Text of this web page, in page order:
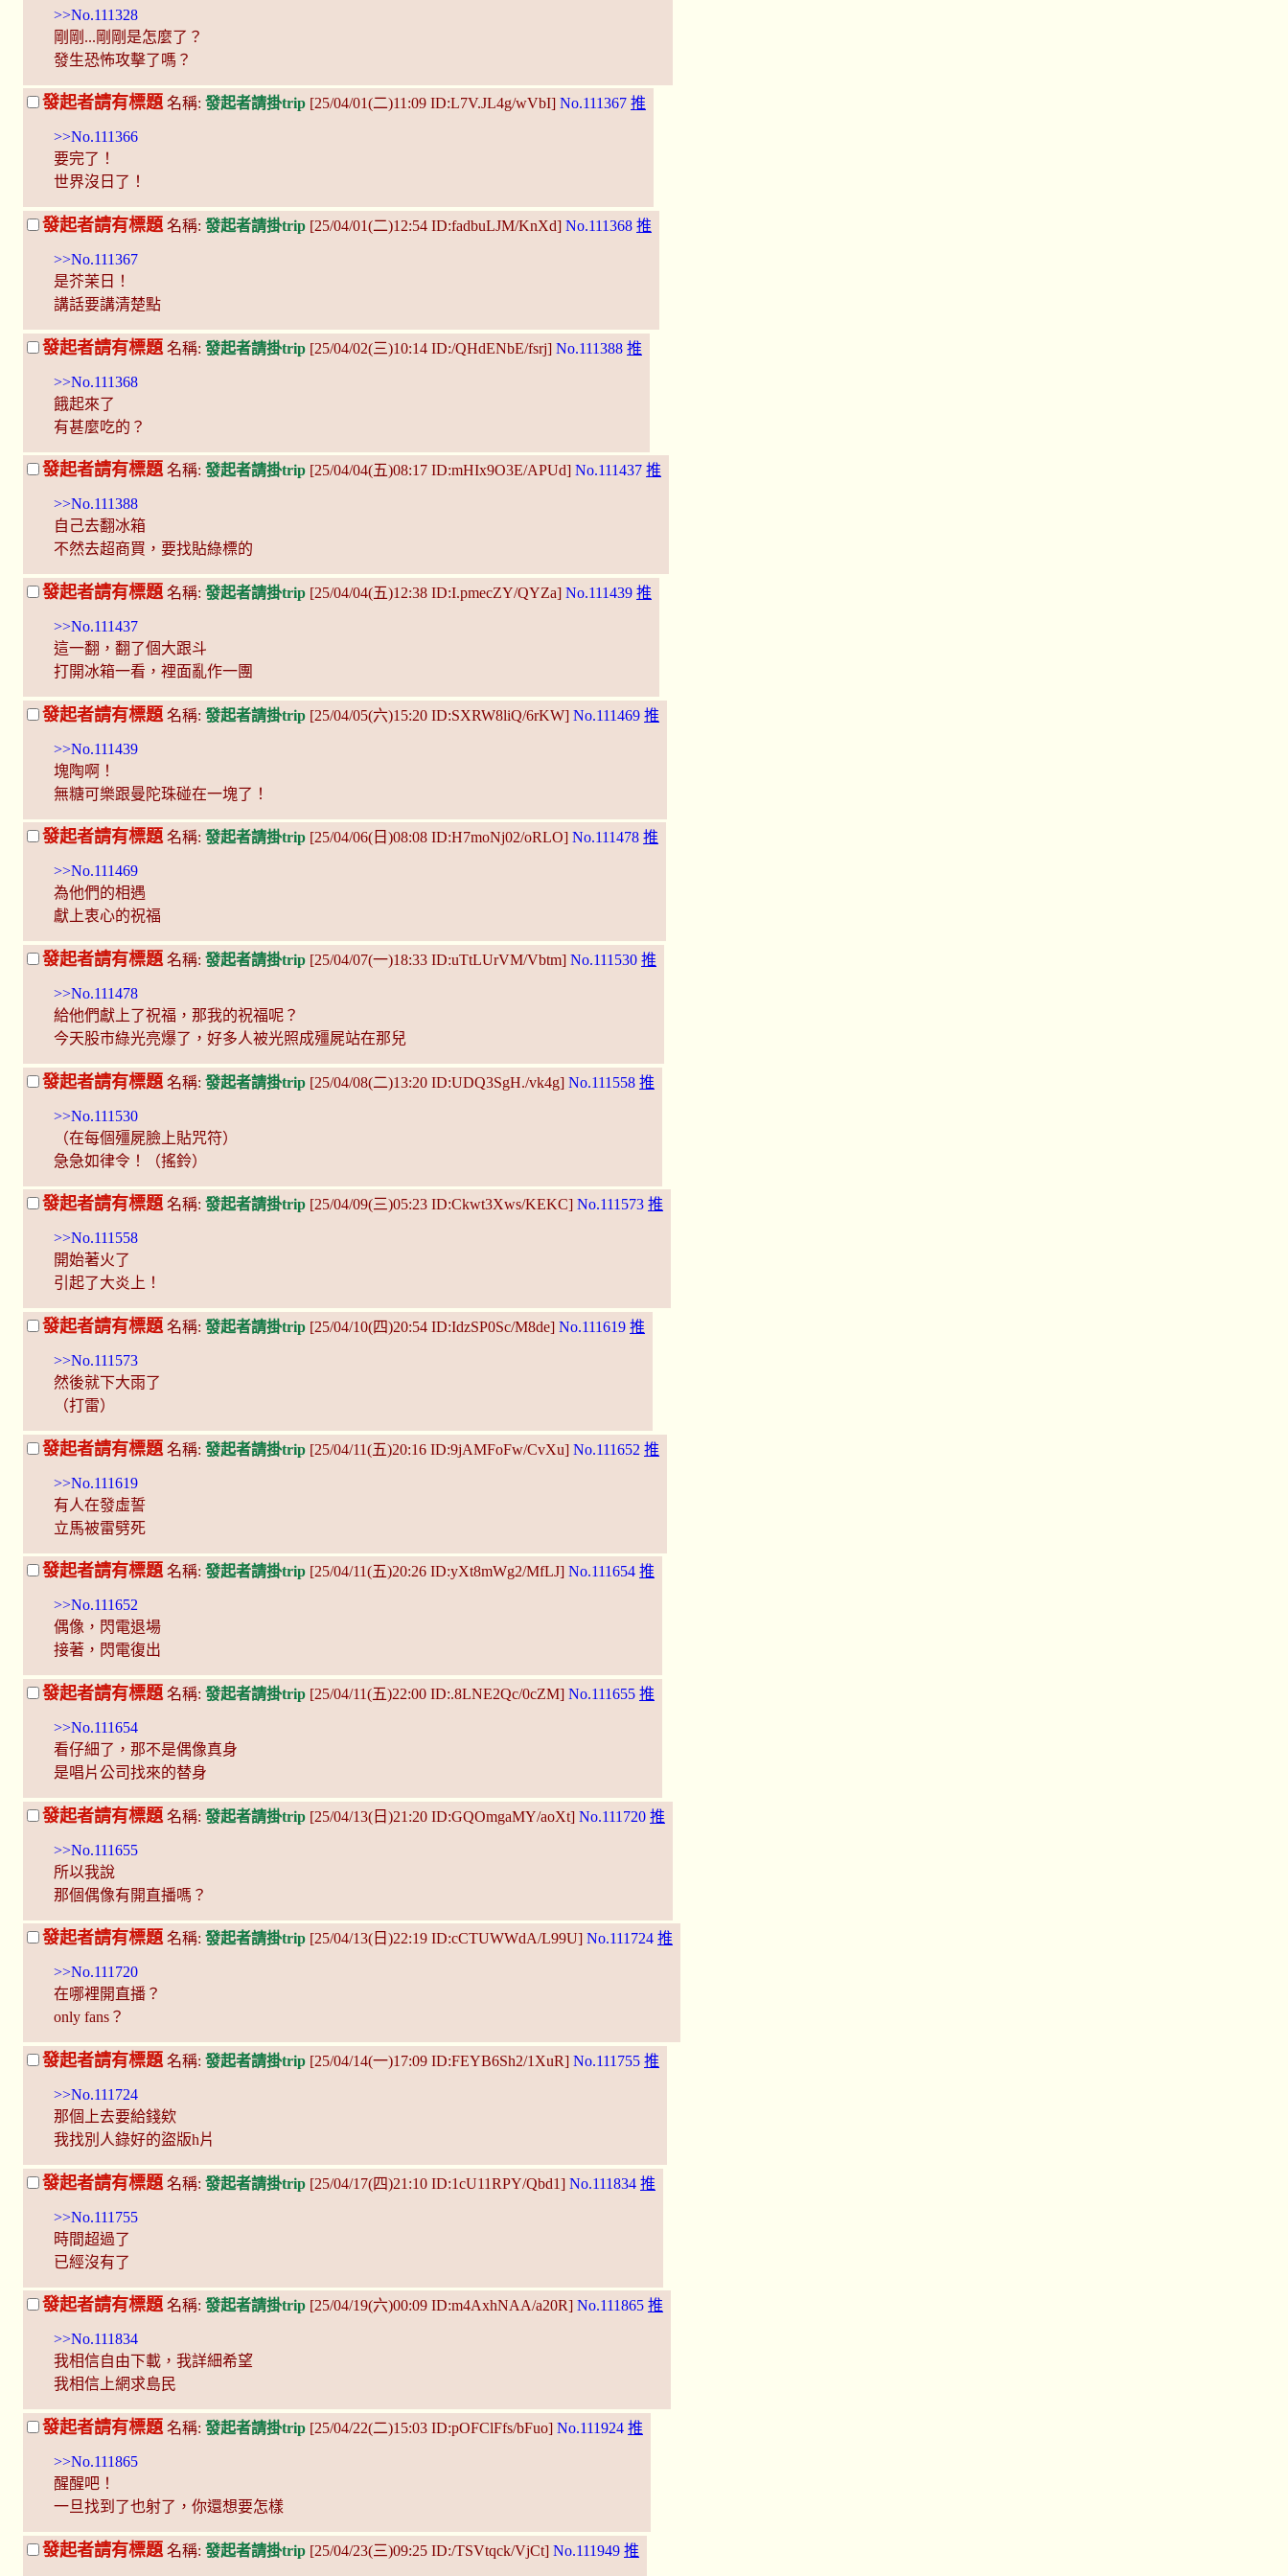
>>No.111328
剛剛...剛剛是怎麼了？
發生恐怖攻擊了嗎？
發起者請有標題 名稱: 發起者請掛trip [25/04/01(二)11:09 ID:L7V.JL4g/wVbI] No.111367 推
>>No.111366
要完了！
世界沒日了！
發起者請有標題 名稱: 發起者請掛trip [25/04/01(二)12:54 ID:fadbuLJM/KnXd] No.111368 推
>>No.111367
是芥茉日！
講話要講清楚點
發起者請有標題 名稱: 發起者請掛trip [25/04/02(三)10:14 ID:/QHdENbE/fsrj] No.111388 推
>>No.111368
餓起來了
有甚麼吃的？
發起者請有標題 名稱: 發起者請掛trip [25/04/04(五)08:17 ID:mHIx9O3E/APUd] No.111437 推
>>No.111388
自己去翻冰箱
不然去超商買，要找貼綠標的
發起者請有標題 名稱: 發起者請掛trip [25/04/04(五)12:38 ID:I.pmecZY/QYZa] No.111439 推
>>No.111437
這一翻，翻了個大跟斗
打開冰箱一看，裡面亂作一團
發起者請有標題 名稱: 發起者請掛trip [25/04/05(六)15:20 ID:SXRW8liQ/6rKW] No.111469 推
>>No.111439
塊陶啊！
無糖可樂跟曼陀珠碰在一塊了！
發起者請有標題 名稱: 發起者請掛trip [25/04/06(日)08:08 ID:H7moNj02/oRLO] No.111478 推
>>No.111469
為他們的相遇
獻上衷心的祝福
發起者請有標題 名稱: 發起者請掛trip [25/04/07(一)18:33 ID:uTtLUrVM/Vbtm] No.111530 推
>>No.111478
給他們獻上了祝福，那我的祝福呢？
今天股市綠光亮爆了，好多人被光照成殭屍站在那兒
發起者請有標題 名稱: 發起者請掛trip [25/04/08(二)13:20 ID:UDQ3SgH./vk4g] No.111558 推
>>No.111530
（在每個殭屍臉上貼咒符）
急急如律令！（搖鈴）
發起者請有標題 名稱: 發起者請掛trip [25/04/09(三)05:23 ID:Ckwt3Xws/KEKC] No.111573 推
>>No.111558
開始著火了
引起了大炎上！
發起者請有標題 名稱: 發起者請掛trip [25/04/10(四)20:54 ID:IdzSP0Sc/M8de] No.111619 推
>>No.111573
然後就下大雨了
（打雷）
發起者請有標題 名稱: 發起者請掛trip [25/04/11(五)20:16 ID:9jAMFoFw/CvXu] No.111652 推
>>No.111619
有人在發虛誓
立馬被雷劈死
發起者請有標題名稱: 發起者請掛trip [25/04/11(五)20:26 ID:yXt8mWg2/MfLJ] No.111654 推
>>No.111652
偶像，閃電退場
接著，閃電復出
發起者請有標題 名稱: 發起者請掛trip [25/04/11(五)22:00 ID:.8LNE2Qc/0cZM] No.111655 推
>>No.111654
看仔細了，那不是偶像真身
是唱片公司找來的替身
發起者請有標題 名稱: 發起者請掛trip [25/04/13(日)21:20 ID:GQOmgaMY/aoXt] No.111720 推
>>No.111655
所以我說
那個偶像有開直播嗎？
發起者請有標題名稱: 發起者請掛trip [25/04/13(日)22:19 ID:cCTUWWdA/L99U] No.111724 推
>>No.111720
在哪裡開直播？
only fans？
發起者請有標題 名稱: 發起者請掛trip [25/04/14(一)17:09 ID:FEYB6Sh2/1XuR] No.111755 推
>>No.111724
那個上去要給錢欸
我找別人錄好的盜版h片
發起者請有標題 名稱: 發起者請掛trip [25/04/17(四)21:10 ID:1cU11RPY/Qbd1] No.111834 推
>>No.111755
時間超過了
已經沒有了
發起者請有標題名稱: 發起者請掛trip [25/04/19(六)00:09 ID:m4AxhNAA/a20R] No.111865 推
>>No.111834
我相信自由下載，我詳細希望
我相信上網求島民
發起者請有標題 名稱: 發起者請掛trip [25/04/22(二)15:03 ID:pOFClFfs/bFuo] No.111924 推
>>No.111865
醒醒吧！
一旦找到了也射了，你還想要怎樣
發起者請有標題 名稱: 發起者請掛trip [25/04/23(三)09:25 ID:/TSVtqck/VjCt] No.111949 推